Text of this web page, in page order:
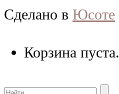
Сделано в Юсоте
Корзина пуста.